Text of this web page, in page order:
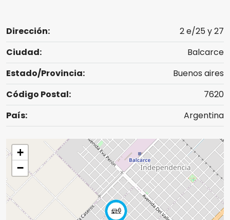
Dirección:
2 e/25 y 27
Ciudad:
Balcarce
Estado/Provincia:
Buenos aires
Código Postal:
7620
País:
Argentina
+
−